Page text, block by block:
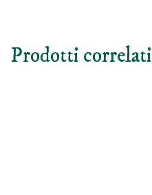
Prodotti correlati